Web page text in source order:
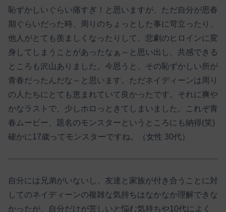
恥ずかしいぐらい痛すぎ！と思いますが、ただ自分が思春
期ぐらいだった時、周りのちょっとした事に苛立ったり、
他人がとても羨ましくなったりして、悲劇のヒロインに変
身してしまうことがあったなぁ～と思い出し、共感できる
ところも沢山ありました。今思うと、その恥ずかしい所が
青春だったんだな～と思います。ただネイディーンは周り
の人たちにとても恵まれていて良かったです。それに爽や
かなラストで、少しホロっときてしまいました。これぞ青
春ムービー、題名のモンスターというところにも納得(笑)
確かに17歳ってモンスターですね。（女性 30代）
自分には兄弟がいないし、友達と家族が付き合うことに対
してのネイディーンの複雑な気持ちはなかなか理解できな
かったが、自分だけが苦しいと悩む気持ちや10代によく